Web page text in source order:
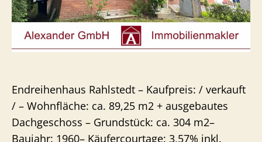
Endreihenhaus Rahlstedt – Kaufpreis: / verkauft
/ – Wohnfläche: ca. 89,25 m2 + ausgebautes
Dachgeschoss – Grundstück: ca. 304 m2–
Baujahr: 1960– Käufercourtage: 3,57% inkl.